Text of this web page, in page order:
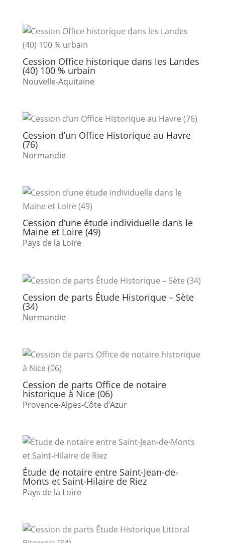
Cession Office historique dans les Landes
(40) 100 % urbain
Nouvelle-Aquitaine
Cession d’un Office Historique au Havre
(76)
Normandie
Cession d’une étude individuelle dans le
Maine et Loire (49)
Pays de la Loire
Cession de parts Étude Historique – Sète
(34)
Normandie
Cession de parts Office de notaire
historique à Nice (06)
Provence-Alpes-Côte d’Azur
Étude de notaire entre Saint-Jean-de-
Monts et Saint-Hilaire de Riez
Pays de la Loire